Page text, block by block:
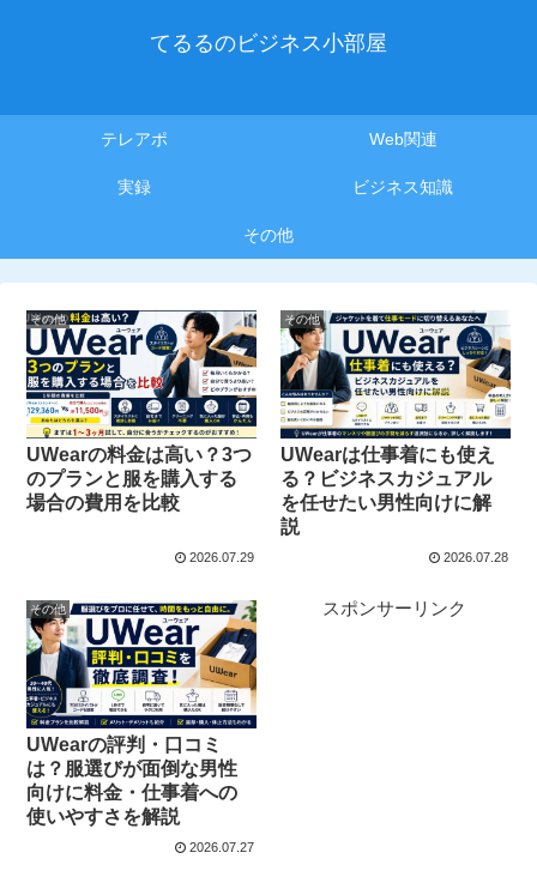
てるるのビジネス小部屋
テレアポ Web関連
実録 ビジネス知識
その他
その他
UWearの料金は高い？3つ
のプランと服を購入する
場合の費用を比較
2026.07.29
その他
UWearは仕事着にも使え
る？ビジネスカジュアル
を任せたい男性向けに解
説
2026.07.28
その他
UWearの評判・口コミ
は？服選びが面倒な男性
向けに料金・仕事着への
使いやすさを解説
2026.07.27
スポンサーリンク